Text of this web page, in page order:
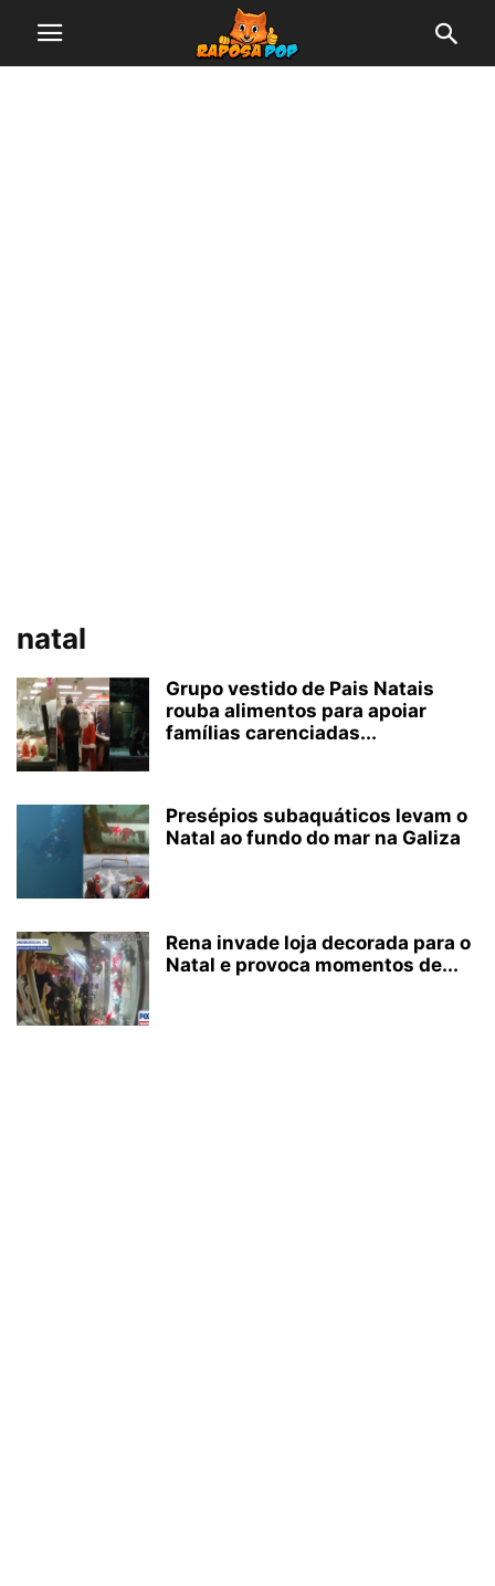
natal
Grupo vestido de Pais Natais
rouba alimentos para apoiar
famílias carenciadas...
Presépios subaquáticos levam o
Natal ao fundo do mar na Galiza
Rena invade loja decorada para o
Natal e provoca momentos de...